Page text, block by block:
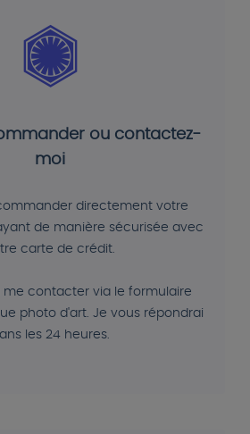
ou contactez-
moi
directement votre
de manière sécurisée avec
carte de crédit.
me contacter via le formulaire
photo d'art. Je vous répondrai
les 24 heures.